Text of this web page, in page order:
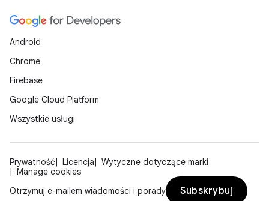
Android
Chrome
Firebase
Google Cloud Platform
Wszystkie usługi
Prywatność Licencja
Wytyczne dotyczące marki
Manage cookies
Otrzymuj e-mailem wiadomości i porady
Subskrybuj